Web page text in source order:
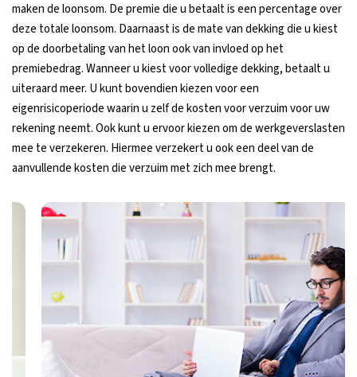
maken de loonsom. De premie die u betaalt is een percentage over
deze totale loonsom. Daarnaast is de mate van dekking die u kiest
op de doorbetaling van het loon ook van invloed op het
premiebedrag. Wanneer u kiest voor volledige dekking, betaalt u
uiteraard meer. U kunt bovendien kiezen voor een
eigenrisicoperiode waarin u zelf de kosten voor verzuim voor uw
rekening neemt. Ook kunt u ervoor kiezen om de werkgeverslasten
mee te verzekeren. Hiermee verzekert u ook een deel van de
aanvullende kosten die verzuim met zich mee brengt.